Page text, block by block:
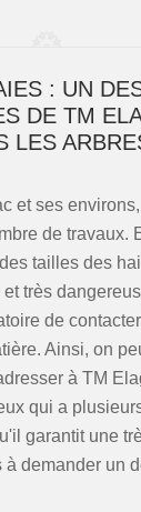
: UN
DE TM
LES
et ses
de travaux.
tailles des
très
de
Ainsi, on
à TM
qui a
garantit une
demander un